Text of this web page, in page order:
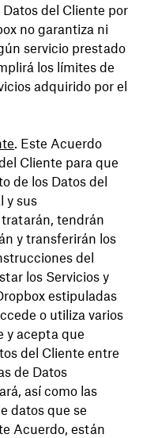
del Cliente por
no garantiza ni
servicio prestado
los límites de
adquirido por el
. Este Acuerdo
Cliente para que
de los Datos del
y sus
tendrán
y transferirán los
del
los Servicios y
estipuladas
o utiliza varios
y acepta que
del Cliente entre
de Datos
así como las
datos que se
Acuerdo, están